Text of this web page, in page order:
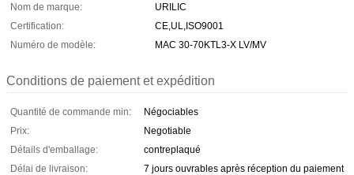
Nom de marque:
URILIC
Certification:
CE,UL,ISO9001
Numéro de modèle:
MAC 30-70KTL3-X LV/MV
Conditions de paiement et expédition
Quantité de commande min:
Négociables
Prix:
Negotiable
Détails d'emballage:
contreplaqué
Délai de livraison:
7 jours ouvrables après réception du paiement